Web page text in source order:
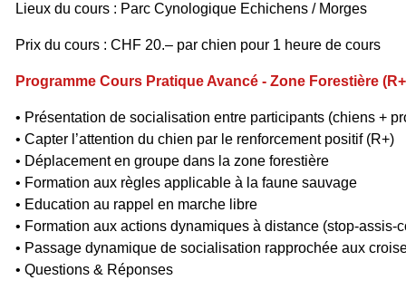
Lieux du cours : Parc Cynologique Echichens / Morges
Prix du cours : CHF 20.– par chien pour 1 heure de cours
Programme Cours Pratique Avancé - Zone Forestière
• Présentation de socialisation entre participants (chiens +
• Capter l’attention du chien par le renforcement positif (R+)
• Déplacement en groupe dans la zone forestière
• Formation aux règles applicable à la faune sauvage
• Education au rappel en marche libre
• Formation aux actions dynamiques à distance (stop-assis-
• Passage dynamique de socialisation rapprochée aux
• Questions & Réponses